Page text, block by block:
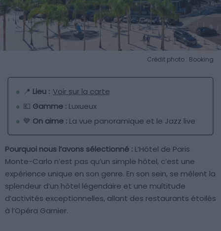
Crédit photo : Booking
📍 Lieu : Voir sur la carte
💶 Gamme : Luxueux
💙 On aime : La vue panoramique et le Jazz live
Pourquoi nous l’avons sélectionné : L’Hôtel de Paris
Monte-Carlo n’est pas qu’un simple hôtel, c’est une
expérience unique en son genre. En son sein, se mêlent la
splendeur d’un hôtel légendaire et une multitude
d’activités exceptionnelles, allant des restaurants étoilés
à l’Opéra Garnier.